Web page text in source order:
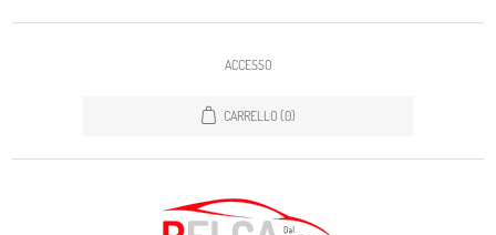
ACCESSO
CARRELLO (0)